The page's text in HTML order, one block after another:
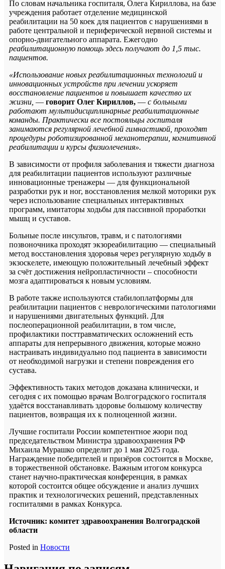
По словам начальника госпиталя, Олега Кириллова, на базе
учреждения работает отделение медицинской
реабилитации на 50 коек для пациентов с нарушениями в
работе центральной и периферической нервной системы и
опорно-двигательного аппарата. Ежегодно
реабилитационную помощь здесь получают до 1,5 тыс.
пациентов.
«Использование новых реабилитационных технологий и
инновационных устройств при лечении ускоряет
восстановление пациентов и повышает качество их
жизни, — говорит Олег Кириллов, — с больными
работают мультидисциплинарные реабилитационные
команды. Практически все постояльцы госпиталя
занимаются регулярной лечебной гимнастикой, проходят
процедуры роботизированной механотерапии, когнитивной
реабилитации и курсы физиолечения».
В зависимости от профиля заболевания и тяжести диагноза
для реабилитации пациентов используют различные
инновационные тренажеры — для функциональной
разработки рук и ног, восстановления мелкой моторики рук
через использование специальных интерактивных
программ, имитаторы ходьбы для пассивной проработки
мышц и суставов.
Больные после инсультов, травм, и с патологиями
позвоночника проходят экзореабилитацию — специальный
метод восстановления здоровья через регулярную ходьбу в
экзоскелете, имеющую положительный лечебный эффект
за счёт достижения нейропластичности – способности
мозга адаптироваться к новым условиям.
В работе также используются стабилоплатформы для
реабилитации пациентов с неврологическими патологиями
и нарушениями двигательных функций. Для
послеоперационной реабилитации, в том числе,
профилактики посттравматических осложнений есть
аппараты для непрерывного движения, которые можно
настраивать индивидуально под пациента в зависимости
от необходимой нагрузки и степени повреждения его
сустава.
Эффективность таких методов доказана клинически, и
сегодня с их помощью врачам Волгоградского госпиталя
удаётся восстанавливать здоровье большому количеству
пациентов, возвращая их к полноценной жизни.
Лучшие госпитали России компетентное жюри под
председательством Министра здравоохранения РФ
Михаила Мурашко определит до 1 мая 2025 года.
Награждение победителей и призёров состоится в Москве,
в торжественной обстановке. Важным итогом конкурса
станет научно-практическая конференция, в рамках
которой состоится общее обсуждение и анализ лучших
практик и технологических решений, представленных
госпиталями в рамках Конкурса.
Источник: комитет здравоохранения Волгоградской
области
Posted in Новости